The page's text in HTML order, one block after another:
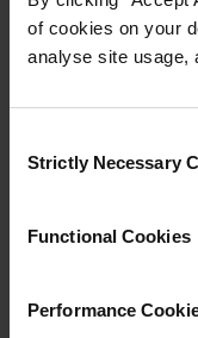
of cookies on your
analyse site usage,
Selection
Strictly Necessary
Functional Cookies
Performance
Itinéraires
Prenez la